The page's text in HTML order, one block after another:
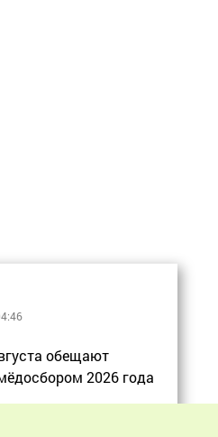
обещают
2026 года